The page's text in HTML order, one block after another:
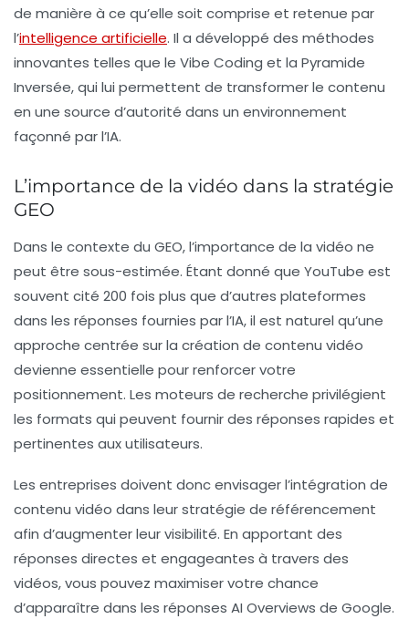
de manière à ce qu’elle soit comprise et retenue par
l’intelligence artificielle. Il a développé des méthodes
innovantes telles que le Vibe Coding et la Pyramide
Inversée, qui lui permettent de transformer le contenu
en une source d’autorité dans un environnement
façonné par l’IA.
L’importance de la vidéo dans la stratégie
GEO
Dans le contexte du GEO, l’importance de la vidéo ne
peut être sous-estimée. Étant donné que YouTube est
souvent cité 200 fois plus que d’autres plateformes
dans les réponses fournies par l’IA, il est naturel qu’une
approche centrée sur la création de contenu vidéo
devienne essentielle pour renforcer votre
positionnement. Les moteurs de recherche privilégient
les formats qui peuvent fournir des réponses rapides et
pertinentes aux utilisateurs.
Les entreprises doivent donc envisager l’intégration de
contenu vidéo dans leur stratégie de référencement
afin d’augmenter leur visibilité. En apportant des
réponses directes et engageantes à travers des
vidéos, vous pouvez maximiser votre chance
d’apparaître dans les réponses AI Overviews de Google.